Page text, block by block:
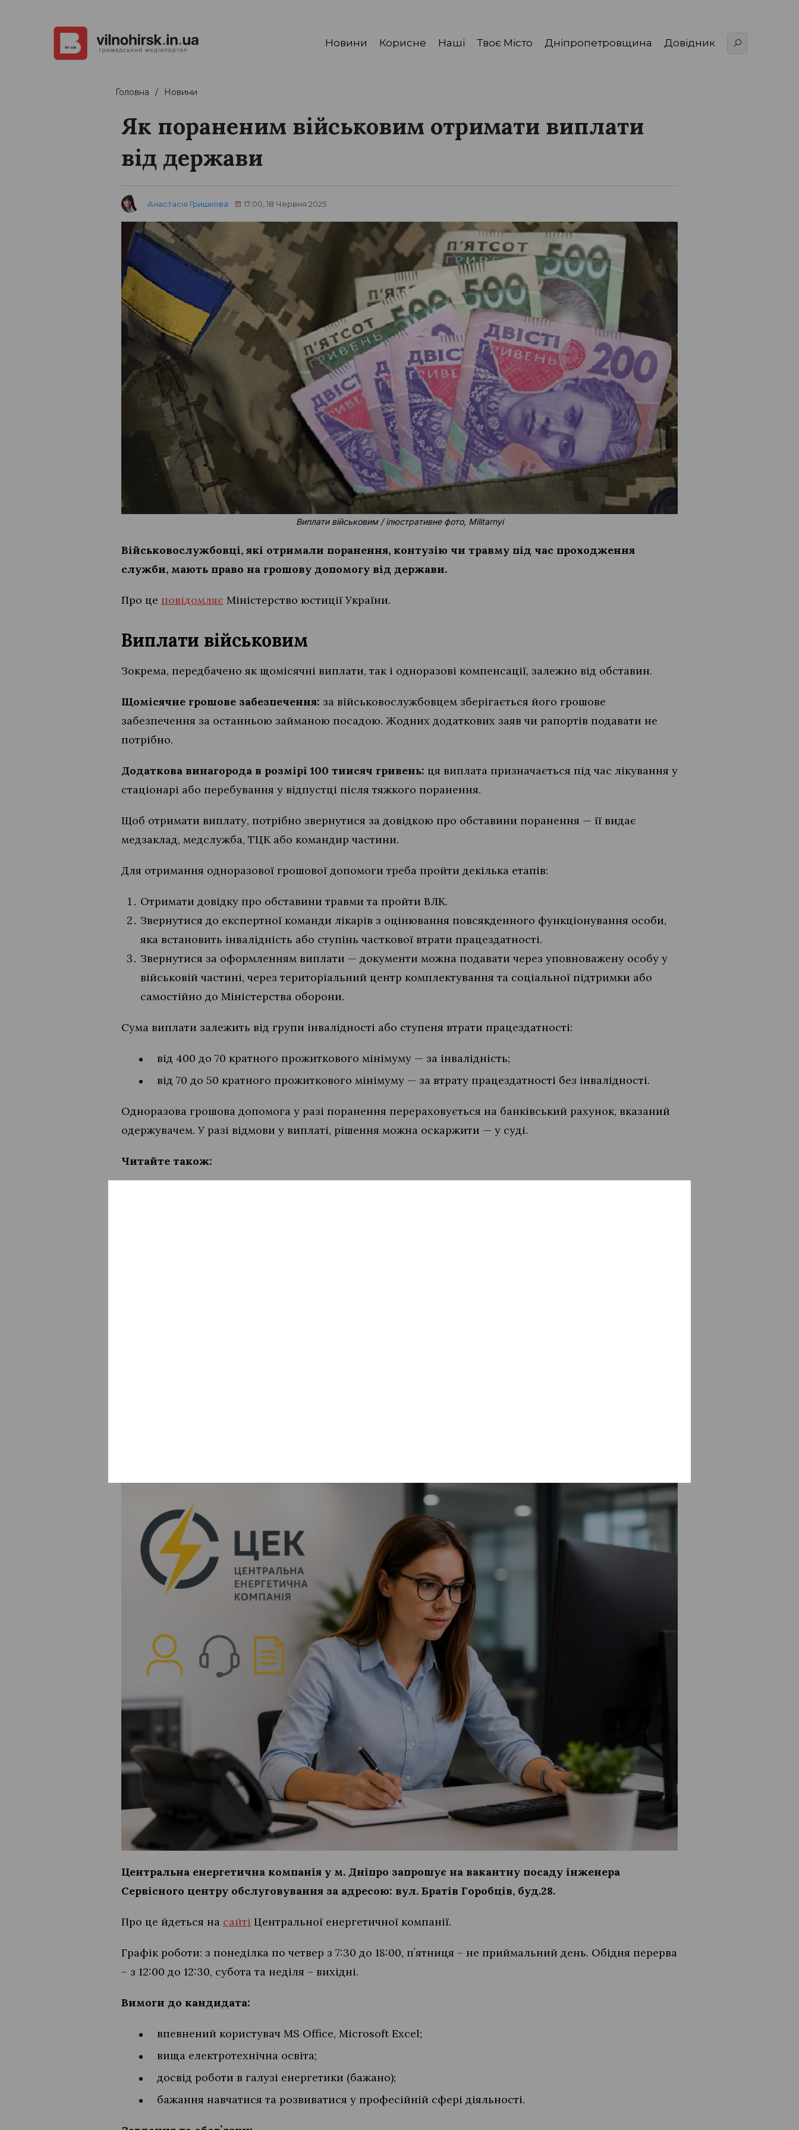
Новини Корисне Наші Твоє Місто Дніпропетровщина Довідник
Головна Новини
Як пораненим військовим отримати виплати
від держави
Анастасія Гришкова 17:00, 18 Червня 2025
Виплати військовим / ілюстративне фото, Militarnyi
Військовослужбовці, які отримали поранення, контузію чи травму під час проходження
служби, мають право на грошову допомогу від держави.
Про це повідомляє Міністерство юстиції України.
Виплати військовим
Зокрема, передбачено як щомісячні виплати, так і одноразові компенсації, залежно від обставин.
Щомісячне грошове забезпечення: за військовослужбовцем зберігається його грошове
забезпечення за останньою займаною посадою. Жодних додаткових заяв чи рапортів подавати не
потрібно.
Додаткова винагорода в розмірі 100 тиисяч гривень: ця виплата призначається під час лікування у
стаціонарі або перебування у відпустці після тяжкого поранення.
Щоб отримати виплату, потрібно звернутися за довідкою про обставини поранення — її видає
медзаклад, медслужба, ТЦК або командир частини.
Для отримання одноразової грошової допомоги треба пройти декілька етапів:
Отримати довідку про обставини травми та пройти ВЛК.
Звернутися до експертної команди лікарів з оцінювання повсякденного функціонування особи,
яка встановить інвалідність або ступінь часткової втрати працездатності.
Звернутися за оформленням виплати — документи можна подавати через уповноважену особу у
військовій частині, через територіальний центр комплектування та соціальної підтримки або
самостійно до Міністерства оборони.
Сума виплати залежить від групи інвалідності або ступеня втрати працездатності:
від 400 до 70 кратного прожиткового мінімуму — за інвалідність;
від 70 до 50 кратного прожиткового мінімуму — за втрату працездатності без інвалідності.
Одноразова грошова допомога у разі поранення перераховується на банківський рахунок, вказаний
одержувачем. У разі відмови у виплаті, рішення можна оскаржити — у суді.
Читайте також:
Центральна енергетична компанія у м. Дніпро запрошує на вакантну посаду інженера
Сервісного центру обслуговування за адресою: вул. Братів Горобців, буд.28.
Про це йдеться на сайті Центральної енергетичної компанії.
Графік роботи: з понеділка по четвер з 7:30 до 18:00, пʼятниця – не приймальний день. Обідня перерва
– з 12:00 до 12:30, субота та неділя – вихідні.
Вимоги до кандидата:
впевнений користувач MS Office, Microsoft Excel;
вища електротехнічна освіта;
досвід роботи в галузі енергетики (бажано);
бажання навчатися та розвиватися у професійній сфері діяльності.